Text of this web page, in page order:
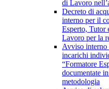
di Lavoro
Decreto di
interno per il
Esperto, Tutor
Lavoro per la
Avviso interno
incarichi
“Formatore
documentate
metodologia